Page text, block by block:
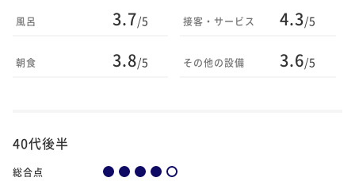
風呂 3.7/5
朝食 3.8/5
接客・サービス 4.3/5
その他の設備 3.6/5
40代後半
総合点